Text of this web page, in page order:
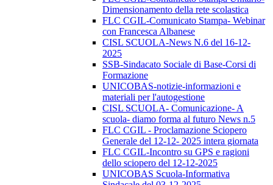
Dimensionamento della rete scolastica
FLC CGIL-Comunicato Stampa- Webinar
con Francesca Albanese
CISL SCUOLA-News N.6 del 16-12-
2025
SSB-Sindacato Sociale di Base-Corsi di
Formazione
UNICOBAS-notizie-informazioni e
materiali per l'autogestione
CISL SCUOLA- Comunicazione- A
scuola- diamo forma al futuro News n.5
FLC CGIL - Proclamazione Sciopero
Generale del 12-12- 2025 intera giornata
FLC CGIL-Incontro su GPS e ragioni
dello sciopero del 12-12-2025
UNICOBAS Scuola-Informativa